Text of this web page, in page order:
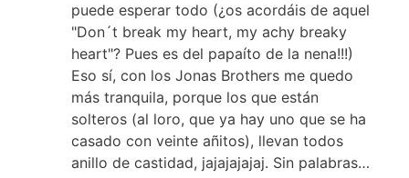
puede esperar todo (¿os acordáis de aquel
"Don´t break my heart, my achy breaky
heart"? Pues es del papaíto de la nena!!!)
Eso sí, con los Jonas Brothers me quedo
más tranquila, porque los que están
solteros (al loro, que ya hay uno que se ha
casado con veinte añitos), llevan todos
anillo de castidad, jajajajajaj. Sin palabras…